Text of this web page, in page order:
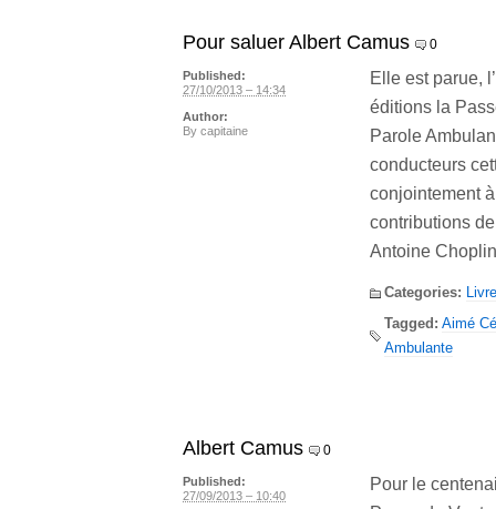
Pour saluer Albert Camus 0
Elle est parue,
éditions la
Parole
conducteurs
conjointement
contributions
Antoine
Categories:
Tagged: Aimé
Ambulante
Published:
27/10/2013 – 14:34
Author:
By capitaine
Albert Camus 0
Pour le
Published:
27/09/2013 – 10:40